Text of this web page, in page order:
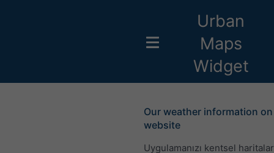
Urban
Maps
Widget
Our weather information
website
Uygulamanızı kentsel